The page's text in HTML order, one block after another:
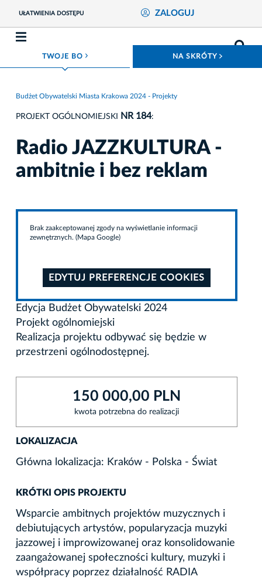
UŁATWIENIA DOSTĘPU ZALOGUJ
TWOJE BO ROZWIŃ MENU NA SKRÓTY
Budżet Obywatelski Miasta Krakowa 2024 - Projekty
PROJEKT OGÓLNOMIEJSKI NR 184:
Radio JAZZKULTURA -
ambitnie i bez reklam
Brak zaakceptowanej zgody na wyświetlanie informacji
zewnętrznych. (Mapa Google)
EDYTUJ PREFERENCJE COOKIES
Edycja Budżet Obywatelski 2024
Projekt ogólnomiejski
Realizacja projektu odbywać się będzie w
przestrzeni ogólnodostępnej.
150 000,00 PLN
kwota potrzebna do realizacji
LOKALIZACJA
Główna lokalizacja: Kraków - Polska - Świat
KRÓTKI OPIS PROJEKTU
Wsparcie ambitnych projektów muzycznych i
debiutujących artystów, popularyzacja muzyki
jazzowej i improwizowanej oraz konsolidowanie
zaangażowanej społeczności kultury, muzyki i
współpracy poprzez działalność RADIA